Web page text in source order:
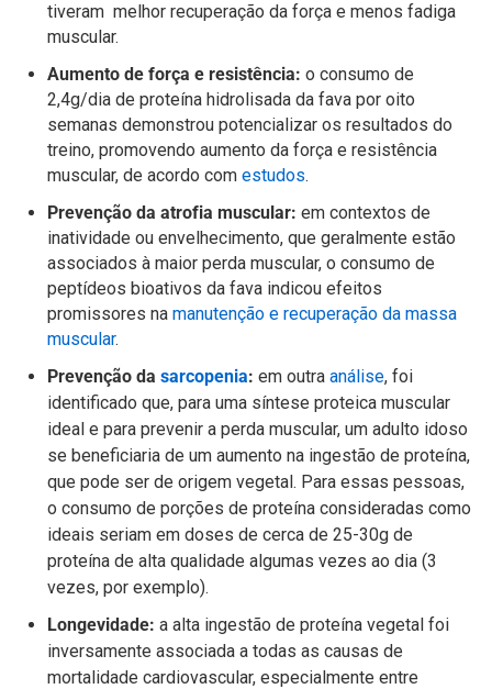
tiveram melhor recuperação da força e menos fadiga
muscular.
Aumento de força e resistência: o consumo de
2,4g/dia de proteína hidrolisada da fava por oito
semanas demonstrou potencializar os resultados do
treino, promovendo aumento da força e resistência
muscular, de acordo com estudos.
Prevenção da atrofia muscular: em contextos de
inatividade ou envelhecimento, que geralmente estão
associados à maior perda muscular, o consumo de
peptídeos bioativos da fava indicou efeitos
promissores na manutenção e recuperação da massa
muscular.
Prevenção da sarcopenia: em outra análise, foi
identificado que, para uma síntese proteica muscular
ideal e para prevenir a perda muscular, um adulto idoso
se beneficiaria de um aumento na ingestão de proteína,
que pode ser de origem vegetal. Para essas pessoas,
o consumo de porções de proteína consideradas como
ideais seriam em doses de cerca de 25-30g de
proteína de alta qualidade algumas vezes ao dia (3
vezes, por exemplo).
Longevidade: a alta ingestão de proteína vegetal foi
inversamente associada a todas as causas de
mortalidade cardiovascular, especialmente entre